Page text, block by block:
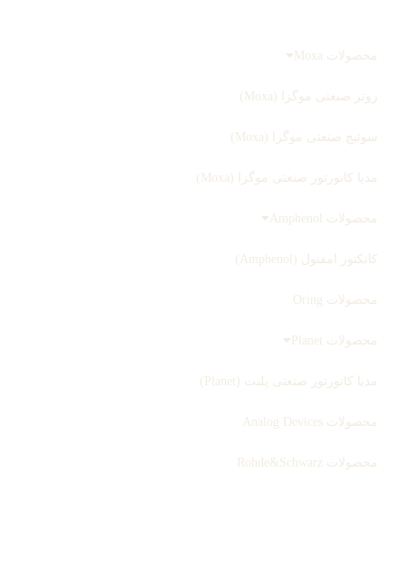
محصولات Moxa
روتر صنعتی موگزا (Moxa)
سوئیچ صنعتی موگزا (Moxa)
مدیا کانورتور صنعتی موگزا (Moxa)
محصولات Amphenol
کانکتور امفنول (Amphenol)
محصولات Oring
محصولات Planet
مدیا کانورتور صنعتی پلنت (Planet)
محصولات Analog Devices
محصولات Rohde&Schwarz